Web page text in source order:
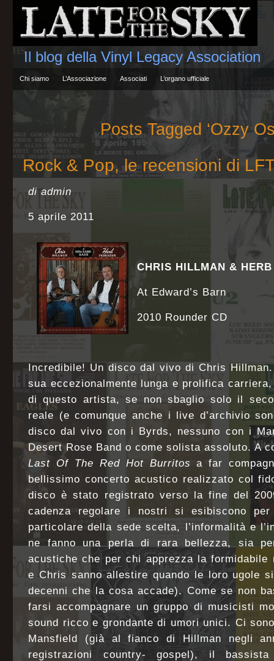
Il blog della Vinyl Legacy Association
Chi siamo L’Associazione Associati L’organo ufficiale
Posts Tagged ‘Ozzy
Rock & Pop, le recensioni di
di admin
5 aprile 2011
CHRIS HILLMAN &
At Edward’s Barn
2010 Rounder CD
Incredibile! Un disco dal vivo di Chris
sua eccezionalmente lunga e prolifica
di questo artista, se non sbaglio solo il
reale (e comunque anche i live d’archivio
disco dal vivo con i Byrds, nessuno con i
Desert Rose Band o come solista assoluto. A
Last Of The Red Hot Burritos a far
bellissimo concerto acustico realizzato col
disco è stato registrato verso la fine del
cadenza regolare i nostri si esibiscono per
particolare della sede scelta, l’informalità e
ne fanno una perla di rara bellezza, sia
acustiche che per chi apprezza la formidabile
e Chris sanno allestire quando le loro ugole
decenni che la cosa accade). Come se non
farsi accompagnare un gruppo di musicisti
sound ricco e grondante di umori unici. Ci
Mansfield (già al fianco di Hillman negli
registrazioni country- gospel), il